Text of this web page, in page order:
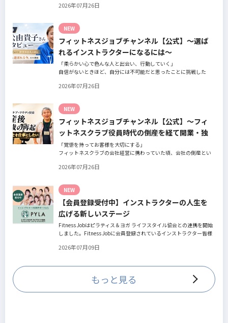
の阿部周大さんへインタビュー。
2026年07月26日
NEW
フィットネスジョブチャンネル【公式】～選ば
れるインストラクターになるには～
「柔らかい心で色んな人と出会い、行動していく」
自信がないときほど、自分には不可能だと思ったことに挑戦した
そんな風に自分だけでは思いつかないことを行動に移してきた結果
さん。選ばれるインストラクターになるために若松さんが取られた
行動とは？
2026年07月26日
NEW
フィットネスジョブチャンネル【公式】～フィ
ットネスクラブ役員時代の倒産を経て開業・独
立～
「覚悟を持ってお客様を大切にする」
フィットネスクラブの会社経営に携わっていた頃、会社の倒産とい
たパーソナルジム「ファントレイン」代表近藤健祐さんにインタビ
フィットネスクラブのキャンペーンや違約金制度はお客様を大切に
する仕組みだろうか！？資金が底をつく恐怖と闘いながらもお客様
との絆を築き上げた秘訣とは？
2026年07月26日
NEW
【会員登録受付中】インストラクターの人生を
広げる新しいステージ
Fitness Jobはピラティス＆ヨガ ライフスタイル協会との連携を開始
しました。Fitness Jobに会員登録されているインストラクター皆様
していきます。
2026年07月09日
もっと見る